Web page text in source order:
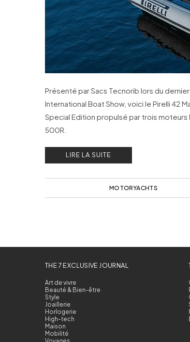
Présenté par Sacs Tecnorib lors du
International Boat Show, voici le Pirelli 42
Special Edition propulsé par trois moteurs
500R.
LIRE LA SUITE
MOTORYACHTS
THE 7 EXCLUSIVE JOURNAL
Art de vivre
Beauté & Bien-être
Style
Joaillerie
Horlogerie
High-tech
Maison
Mobilité